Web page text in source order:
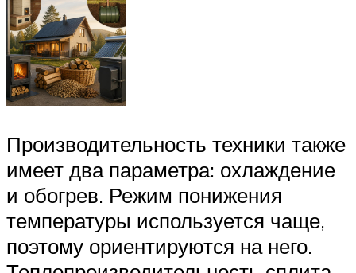
Производительность техники также
имеет два параметра: охлаждение
и обогрев. Режим понижения
температуры используется чаще,
поэтому ориентируются на него.